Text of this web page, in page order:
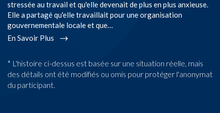
stressée au travail et qu'elle devenait de plus en plus anxieuse.
Elle a partagé qu'elle travaillait pour une organisation
gouvernementale locale et que…
En Savoir Plus
* L'histoire ci-dessus est basée sur une situation réelle, mais
des détails ont été modifiés ou omis pour protéger l'anonymat
du participant.